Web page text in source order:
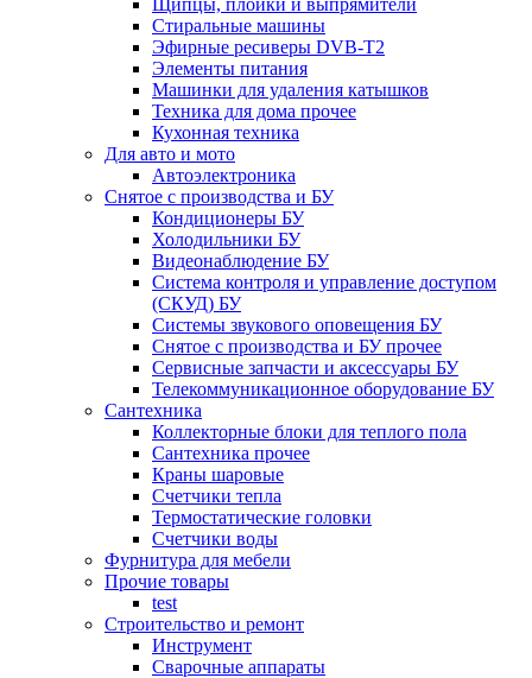
Щипцы, плойки и выпрямители
Стиральные машины
Эфирные ресиверы DVB-T2
Элементы питания
Машинки для удаления катышков
Техника для дома прочее
Кухонная техника
Для авто и мото
Автоэлектроника
Снятое с производства и БУ
Кондиционеры БУ
Холодильники БУ
Видеонаблюдение БУ
Система контроля и управление доступом
(СКУД) БУ
Системы звукового оповещения БУ
Снятое с производства и БУ прочее
Сервисные запчасти и аксессуары БУ
Телекоммуникационное оборудование БУ
Сантехника
Коллекторные блоки для теплого пола
Сантехника прочее
Краны шаровые
Счетчики тепла
Термоcтатические головки
Счетчики воды
Фурнитура для мебели
Прочие товары
test
Строительство и ремонт
Инструмент
Сварочные аппараты